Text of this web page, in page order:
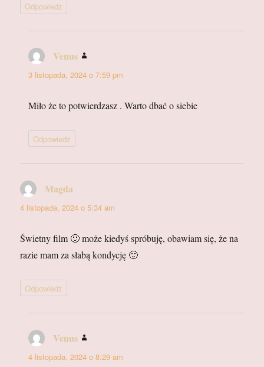
Odpowiedz
Venus
3 listopada, 2024 o 7:59 pm
Miło że to potwierdzasz . Warto dbać o siebie
Odpowiedz
Magda
4 listopada, 2024 o 5:34 am
Świetny film 🙂 może kiedyś spróbuję, obawiam się, że na
razie mam za słabą kondycję 🙂
Odpowiedz
Venus
4 listopada, 2024 o 8:29 am